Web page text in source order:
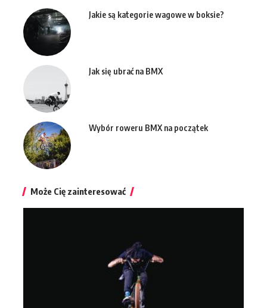
Jakie są kategorie wagowe w boksie?
Jak się ubrać na BMX
Wybór roweru BMX na początek
Może Cię zainteresować